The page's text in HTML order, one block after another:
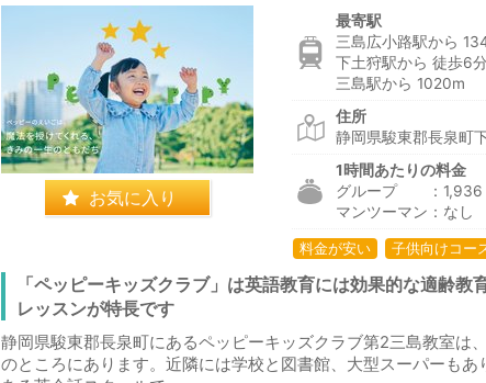
お気に入り
最寄駅
三島広小路駅から
下土狩駅から 徒歩6分
三島駅から 1020m
住所
静岡県駿東郡長泉町
1時間あたりの料金
グループ ：1,936
マンツーマン：なし
料金が安い 子供向けコー
「ペッピーキッズクラブ」は英語教育には効果的な適齢教
レッスンが特長です
静岡県駿東郡長泉町にあるペッピーキッズクラブ第2三島教室は
のところにあります。近隣には学校と図書館、大型スーパーも